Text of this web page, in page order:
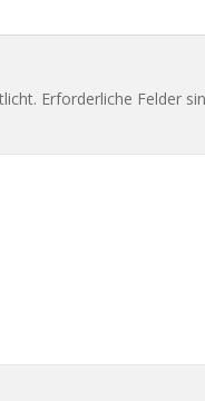
Erforderliche Felder